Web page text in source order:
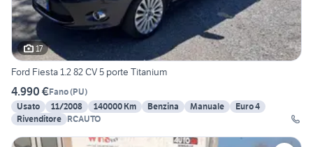
17
Ford Fiesta 1.2 82 CV 5 porte Titanium
4.990 €Fano(PU)
Usato
11/2008 140000 Km Benzina Manuale
Euro 4
Rivenditore RCAUTO